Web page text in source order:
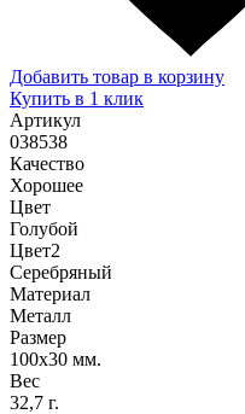
Добавить товар в корзину
Купить в 1 клик
Артикул
038538
Качество
Хорошее
Цвет
Голубой
Цвет2
Серебряный
Материал
Металл
Размер
100х30 мм.
Вес
32,7 г.